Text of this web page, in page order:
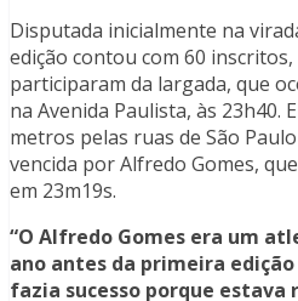
Disputada inicialmente na
edição contou com 60
participaram da largada, que
na Avenida Paulista, às 23h40.
metros pelas ruas de São
vencida por Alfredo Gomes,
em 23m19s.
“O Alfredo Gomes era um
ano antes da primeira
fazia sucesso porque estava